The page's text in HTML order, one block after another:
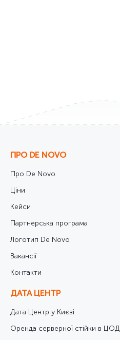
ПРО DE NOVO
Про De Novo
Ціни
Кейси
Партнерська програма
Логотип De Novo
Вакансії
Контакти
ДАТА ЦЕНТР
Дата Центр у Києві
Оренда серверної стійки в ЦОД